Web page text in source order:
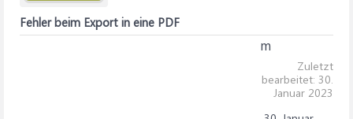
Fehler beim Export in eine PDF
m
Zuletzt
bearbeitet: 30.
Januar 2023